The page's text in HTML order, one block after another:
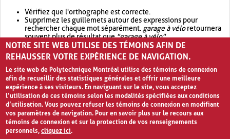
Vérifiez que l'orthographe est correcte.
Supprimez les guillemets autour des expressions pour
rechercher chaque mot séparément. garage à véloretournera
souvent plus de résultat que"garage à vélo".
Envisagez d'élargir votre recherche avec OR.garage OR vélo
retournera souvent plus de résultat quegarage à vélo
NOTRE SITE WEB UTILISE DES TÉMOINS AFIN DE
REHAUSSER VOTRE EXPÉRIENCE DE NAVIGATION.
Le site web de Polytechnique Montréal utilise des témoins de connexion
afin de recueillir des statistiques générales et offrir une meilleure
expérience à ses visiteurs. En naviguant sur le site, vous acceptez
l’utilisation de ces témoins selon les modalités spécifiées aux conditions
d’utilisation. Vous pouvez refuser les témoins de connexion en modifiant
vos paramètres de navigation. Pour en savoir plus sur le recours aux
témoins de connexion et sur la protection de vos renseignements
personnels,cliquez ici.